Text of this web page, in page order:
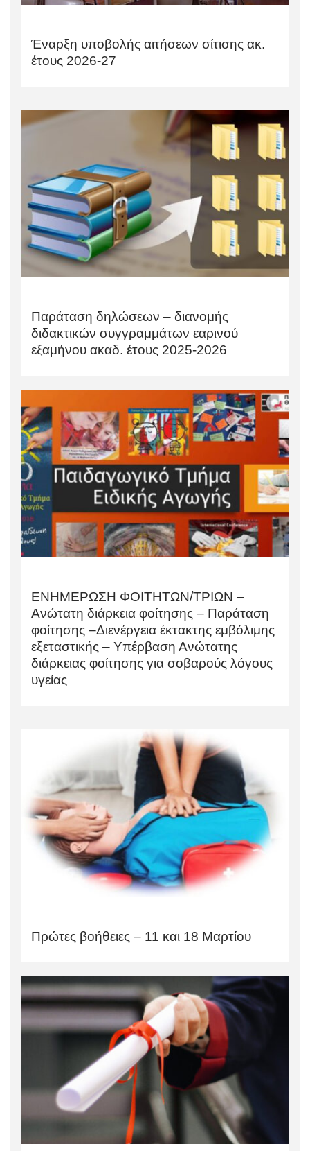
Έναρξη υποβολής αιτήσεων σίτισης ακ.
έτους 2026-27
Παράταση δηλώσεων – διανομής
διδακτικών συγγραμμάτων εαρινού
εξαμήνου ακαδ. έτους 2025-2026
ΕΝΗΜΕΡΩΣΗ ΦΟΙΤΗΤΩΝ/ΤΡΙΩΝ –
Ανώτατη διάρκεια φοίτησης – Παράταση
φοίτησης –Διενέργεια έκτακτης εμβόλιμης
εξεταστικής – Υπέρβαση Ανώτατης
διάρκειας φοίτησης για σοβαρούς λόγους
υγείας
Πρώτες βοήθειες – 11 και 18 Μαρτίου